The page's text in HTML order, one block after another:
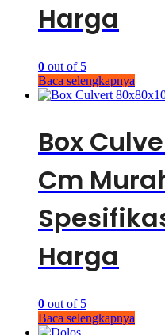
Harga
0 out of 5
Baca selengkapnya
Box
Cm
Harga
0 out of 5
Baca selengkapnya